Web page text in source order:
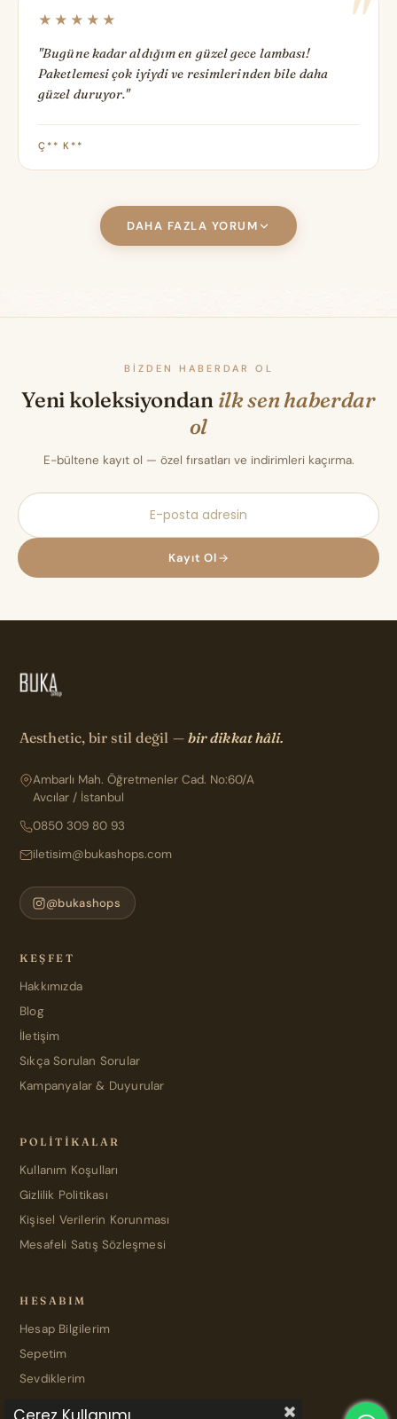
★★★★★
"Bugüne kadar aldığım en güzel gece lambası!
Paketlemesi çok iyiydi ve resimlerinden bile daha
güzel duruyor."
Ç** K**
DAHA FAZLA YORUM
BIZDEN HABERDAR OL
Yeni koleksiyondan ilk sen haberdar
ol
E-bültene kayıt ol — özel fırsatları ve indirimleri kaçırma.
Kayıt Ol
Aesthetic, bir stil değil — bir dikkat hâli.
Ambarlı Mah. Öğretmenler Cad. No:60/A
Avcılar / İstanbul
0850 309 80 93
iletisim@bukashops.com
@bukashops
KEŞFET
Hakkımızda
Blog
İletişim
Sıkça Sorulan Sorular
Kampanyalar & Duyurular
POLITIKALAR
Kullanım Koşulları
Gizlilik Politikası
Kişisel Verilerin Korunması
Mesafeli Satış Sözleşmesi
HESABIM
Hesap Bilgilerim
Sepetim
Sevdiklerim